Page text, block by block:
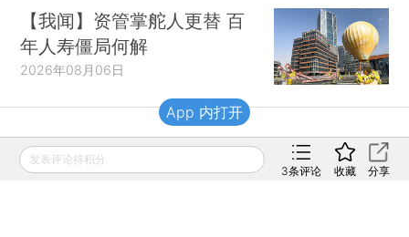
【我闻】资管掌舵人更替 百
年人寿僵局何解
2026年08月06日
财新移动
发表评论得积分
3条评论 收藏 分享
App 内打开